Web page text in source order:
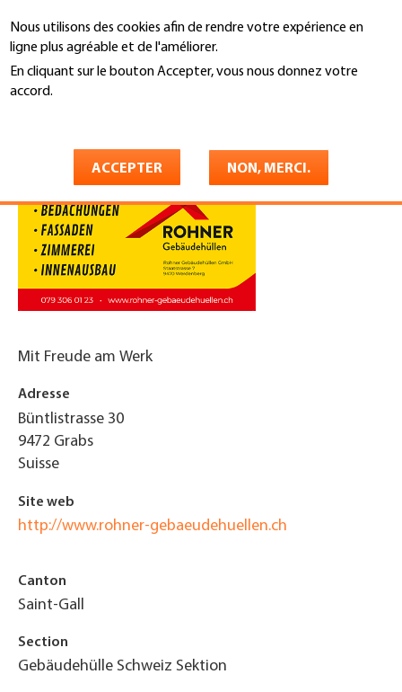
Nous utilisons des cookies afin de rendre votre expérience en
ligne plus agréable et de l'améliorer.
En cliquant sur le bouton Accepter, vous nous donnez votre
accord.
ACCEPTER NON, MERCI.
au
contenu
principal
Recherche
You
Mit Freude am Werk
Adresse
Büntlistrasse 30
9472 Grabs
Suisse
Site web
http://www.rohner-gebaeudehuellen.ch
Canton
Saint-Gall
Section
Gebäudehülle Schweiz Sektion